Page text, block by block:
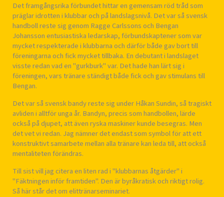
Det framgångsrika förbundet hittar en gemensam röd tråd som
präglar idrotten i klubbar och på landslagsnivå. Det var så svensk
handboll reste sig genom Ragge Carlssons och Bengan
Johansson entusiastiska ledarskap, förbundskaptener som var
mycket respekterade i klubbarna och därför både gav bort till
föreningarna och fick mycket tillbaka. En debutant i landslaget
visste redan vad en "gurkburk" var. Det hade han lärt sig i
föreningen, vars tränare ständigt både fick och gav stimulans till
Bengan.
Det var så svensk bandy reste sig under Håkan Sundin, så tragiskt
avliden i alltför unga år. Bandyn, precis som handbollen, lärde
också på djupet, att även ryska maskiner kunde besegras. Men
det vet vi redan. Jag nämner det endast som symbol för att ett
konstruktivt samarbete mellan alla tränare kan leda till, att också
mentaliteten förändras.
Till sist vill jag citera en liten rad i "klubbarnas åtgärder" i
"Fäktningen inför framtiden". Den är byråkratisk och riktigt rolig.
Så här står det om elittränarseminariet.